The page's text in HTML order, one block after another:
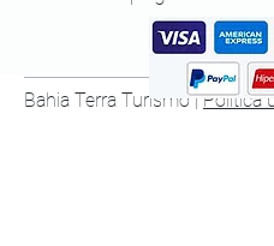
Bahia Terra Turismo |Política